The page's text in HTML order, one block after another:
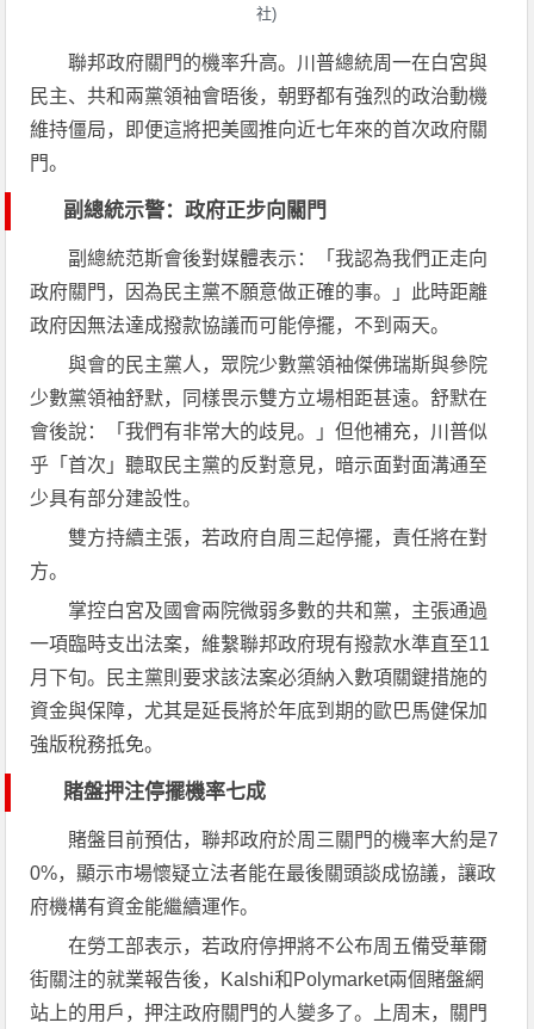
社)
聯邦政府關門的機率升高。川普總統周一在白宮與
民主、共和兩黨領袖會晤後，朝野都有強烈的政治動機
維持僵局，即便這將把美國推向近七年來的首次政府關
門。
副總統示警：政府正步向關門
副總統范斯會後對媒體表示：「我認為我們正走向
政府關門，因為民主黨不願意做正確的事。」此時距離
政府因無法達成撥款協議而可能停擺，不到兩天。
與會的民主黨人，眾院少數黨領袖傑佛瑞斯與參院
少數黨領袖舒默，同樣畏示雙方立場相距甚遠。舒默在
會後說：「我們有非常大的歧見。」但他補充，川普似
乎「首次」聽取民主黨的反對意見，暗示面對面溝通至
少具有部分建設性。
雙方持續主張，若政府自周三起停擺，責任將在對
方。
掌控白宮及國會兩院微弱多數的共和黨，主張通過
一項臨時支出法案，維繫聯邦政府現有撥款水準直至11
月下旬。民主黨則要求該法案必須納入數項關鍵措施的
資金與保障，尤其是延長將於年底到期的歐巴馬健保加
強版稅務抵免。
賭盤押注停擺機率七成
賭盤目前預估，聯邦政府於周三關門的機率大約是7
0%，顯示市場懷疑立法者能在最後關頭談成協議，讓政
府機構有資金能繼續運作。
在勞工部表示，若政府停押將不公布周五備受華爾
街關注的就業報告後，Kalshi和Polymarket兩個賭盤網
站上的用戶，押注政府關門的人變多了。上周末，關門